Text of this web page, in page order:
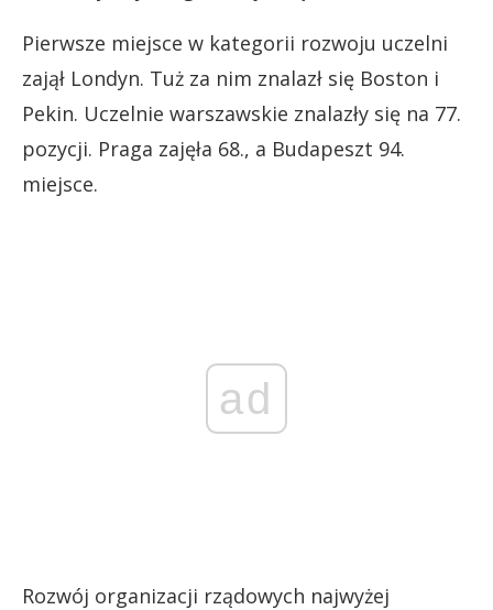
Pierwsze miejsce w kategorii rozwoju uczelni
zajął Londyn. Tuż za nim znalazł się Boston i
Pekin. Uczelnie warszawskie znalazły się na 77.
pozycji. Praga zajęła 68., a Budapeszt 94.
miejsce.
ad
Rozwój organizacji rządowych najwyżej